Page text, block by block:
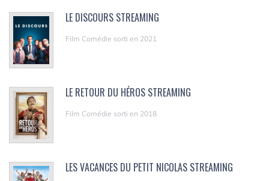
LE DISCOURS STREAMING
Film Comédie sorti en 2021
LE RETOUR DU HÉROS STREAMING
Film Comédie sorti en 2018
LES VACANCES DU PETIT NICOLAS STREAMING